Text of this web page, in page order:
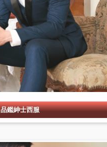
品鑑紳士西服